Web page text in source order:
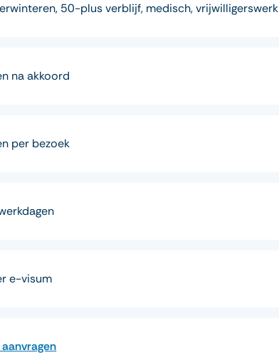
50-plus verblijf, medisch, vrijwilligerswerk
na akkoord
per bezoek
e-visum